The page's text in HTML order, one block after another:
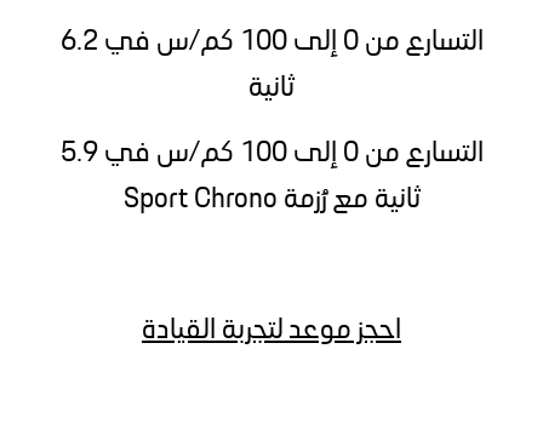
​التسارع من 0 إلى 100 كم/س في 6.2
ثانية​
​التسارع من 0 إلى 100 كم/س في 5.9
ثانية مع رُزمة Sport Chrono
احجز موعد لتجربة القيادة